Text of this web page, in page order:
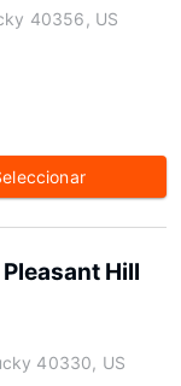
40356, US
Hill
40330, US